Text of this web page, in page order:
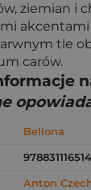
ziemian i
akcentami
tle
carów.
Bellona
Anton